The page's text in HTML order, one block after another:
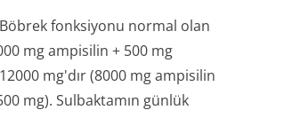
fonksiyonu normal olan
mg ampisilin + 500 mg
mg'dır (8000 mg ampisilin
mg). Sulbaktamın günlük